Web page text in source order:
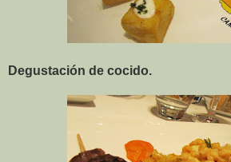
Degustación de cocido.